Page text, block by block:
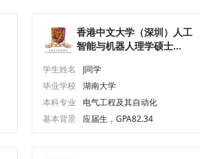
香港中文大学（深圳）人工
智能与机器人理学硕士
生offer一枚
学生姓名
J同学
毕业学校
湖南大学
本科专业
电气工程及其自动化
基本背景
应届生，GPA82.34